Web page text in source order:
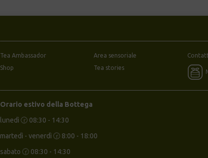
Tea Ambassador
Shop
Area sensoriale
Tea stories
Orario estivo della Bottega
lunedì 🕝 08:30 - 14:30
martedì - venerdì 🕝 8:00 - 18:00
sabato 🕝 08:30 - 14:30